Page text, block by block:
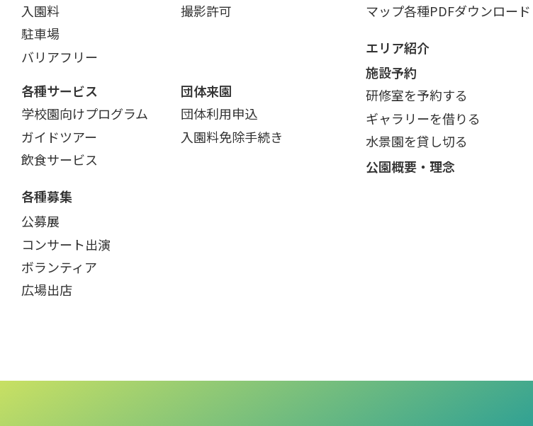
入園料
駐車場
バリアフリー
撮影許可
各種サービス
学校園向けプログラム
ガイドツアー
飲食サービス
団体来園
団体利用申込
入園料免除手続き
各種募集
公募展
コンサート出演
ボランティア
広場出店
マップ各種PDFダウンロード
エリア紹介
施設予約
研修室を予約する
ギャラリーを借りる
水景園を貸し切る
公園概要・理念